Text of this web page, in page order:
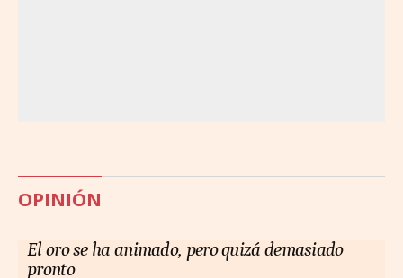
OPINIÓN
El oro se ha animado, pero quizá demasiado
pronto